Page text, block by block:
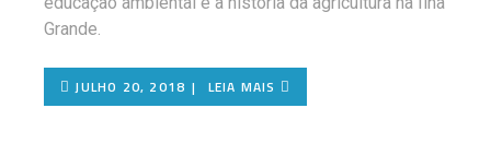
Grande.
JULHO 20, 2018 LEIA MAIS